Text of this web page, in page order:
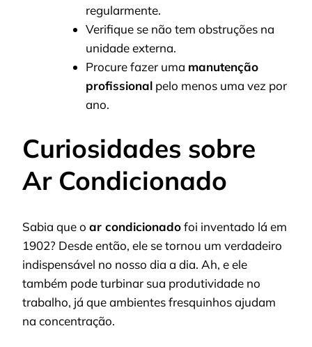
regularmente.
Verifique se não tem obstruções na
unidade externa.
Procure fazer uma manutenção
profissional pelo menos uma vez por
ano.
Curiosidades sobre
Ar Condicionado
Sabia que o ar condicionadofoi inventado lá em
1902? Desde então, ele se tornou um verdadeiro
indispensável no nosso dia a dia. Ah, e ele
também pode turbinar sua produtividade no
trabalho, já que ambientes fresquinhos ajudam
na concentração.